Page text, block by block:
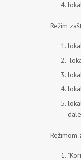
Režim
Režimom